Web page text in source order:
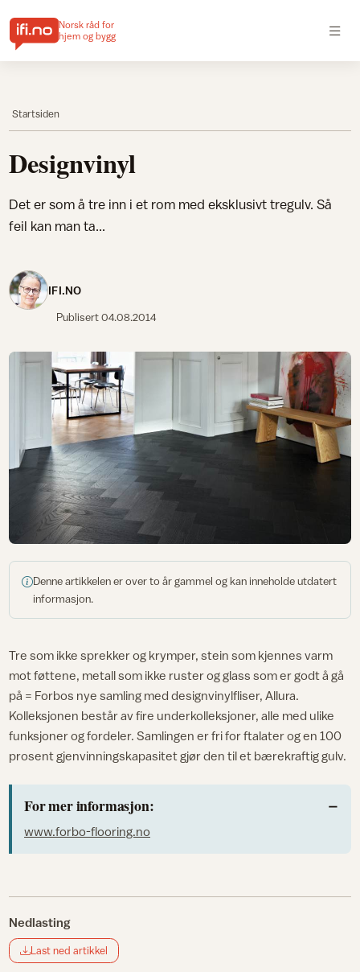
Norsk råd for
hjem og bygg
Startsiden
Designvinyl
Det er som å tre inn i et rom med eksklusivt tregulv. Så
feil kan man ta...
IFI.NO
Publisert04.08.2014
Denne artikkelen er over to år gammel og kan inneholde utdatert
informasjon.
Tre som ikke sprekker og krymper, stein som kjennes varm
mot føttene, metall som ikke ruster og glass som er godt å gå
på = Forbos nye samling med designvinylfliser, Allura.
Kolleksjonen består av fire underkolleksjoner, alle med ulike
funksjoner og fordeler. Samlingen er fri for ftalater og en 100
prosent gjenvinningskapasitet gjør den til et bærekraftig gulv.
For mer informasjon:
www.forbo-flooring.no
Nedlasting
Last ned artikkel